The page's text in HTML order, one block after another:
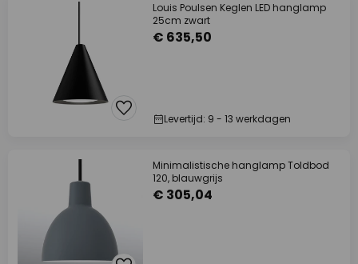
Louis Poulsen Keglen LED hanglamp
25cm zwart
€ 635,50
Levertijd: 9 - 13 werkdagen
Minimalistische hanglamp Toldbod
120, blauwgrijs
€ 305,04